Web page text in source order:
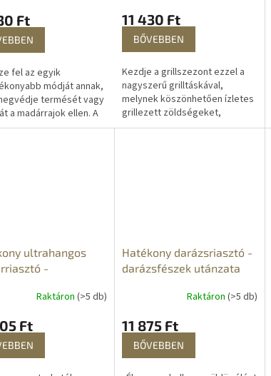
Ft
fel az egyik
módját annak,
termését vagy
a madárrajok ellen. A
madárriasztó
11 430 Ft
BŐVEBBEN
Kezdje a grillszezont ezzel a
nagyszerű grilltáskával,
melynek köszönhetően ízletes
grillezett zöldségeket,
gyümölcsöket vagy
ultrahangos
-
Raktáron (>5 db)
Ft
Hatékony darázsriasztó -
darázsfészek utánzata
Raktáron (>5 db)
11 875 Ft
BŐVEBBEN